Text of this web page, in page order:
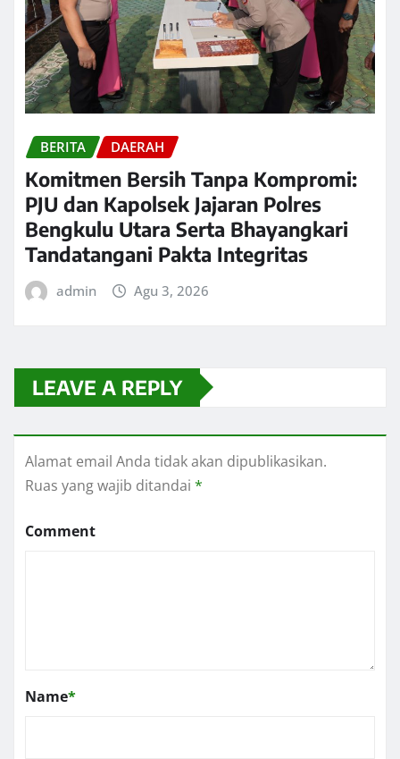
BERITA DAERAH
Komitmen Bersih Tanpa Kompromi:
PJU dan Kapolsek Jajaran Polres
Bengkulu Utara Serta Bhayangkari
Tandatangani Pakta Integritas
admin Agu 3, 2026
LEAVE A REPLY
Alamat email Anda tidak akan dipublikasikan.
Ruas yang wajib ditandai *
Comment
Name*